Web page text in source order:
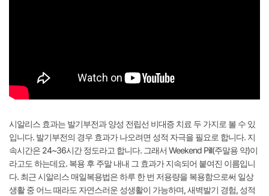
시알리스 효과는 발기부전과 양성 전립선 비대증 치료 두 가지로 볼 수 있
입니다. 발기부전의 경우 효과가 나오려면 성적 자극을 필요로 합니다. 지
속시간은 24~36시간 정도라고 합니다. 그래서 Weekend Pill(주말용 약)이
라고도 하는데요. 복용 후 주말 내내 그 효과가 지속되어 붙여진 이름입니
다. 최근 시알리스 매일복용법은 하루 한 번 저용량을 복용함으로써 일상
생활 중 어느 때라도 자연스러운 성생활이 가능하며, 새벽발기 경험, 성적